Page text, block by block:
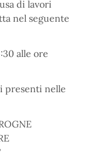
di lavori
nel seguente
alle ore
presenti nelle